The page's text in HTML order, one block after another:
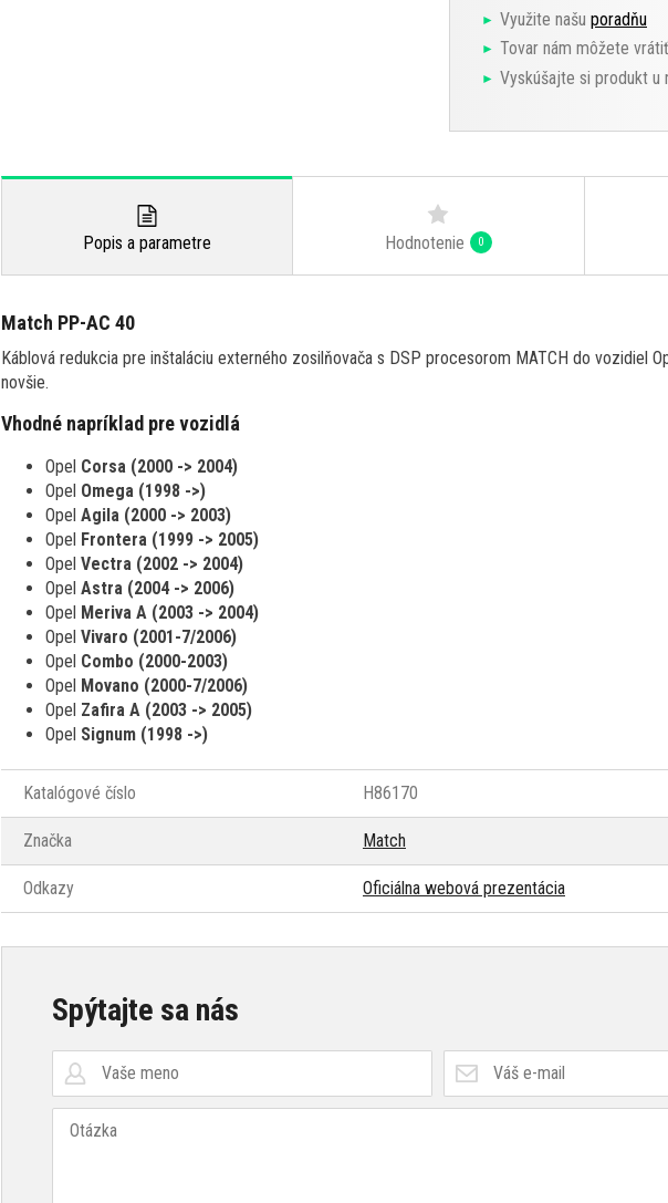
Využite našu poradňu
Tovar nám môžete
Vyskúšajte si produkt u
Popis a parametre Hodnotenie 0
Match PP-AC 40
Káblová redukcia pre inštaláciu externého zosilňovača s DSP procesorom MATCH do vozidiel
novšie.
Vhodné napríklad pre vozidlá
Opel Corsa (2000 -> 2004)
Opel Omega (1998 ->)
Opel Agila (2000 -> 2003)
Opel Frontera (1999 -> 2005)
Opel Vectra (2002 -> 2004)
Opel Astra (2004 -> 2006)
Opel Meriva A (2003 -> 2004)
Opel Vivaro (2001-7/2006)
Opel Combo (2000-2003)
Opel Movano (2000-7/2006)
Opel Zafira A (2003 -> 2005)
Opel Signum (1998 ->)
Katalógové číslo H86170
Značka Match
Odkazy Oficiálna webová prezentácia
Spýtajte sa nás